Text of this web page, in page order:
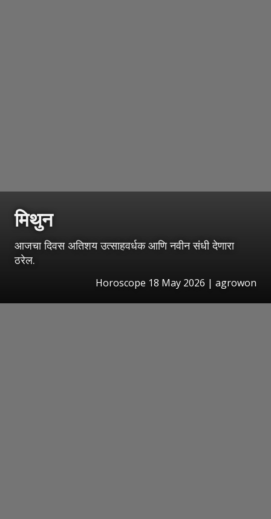
मिथुन
आजचा दिवस अतिशय उत्साहवर्धक आणि नवीन संधी देणारा
ठरेल.
Horoscope 18 May 2026 | agrowon